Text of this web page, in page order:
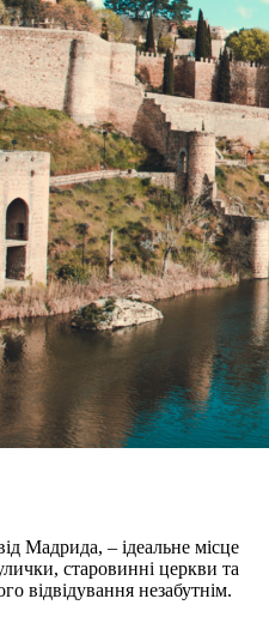
Мадрида, – ідеальне місце
старовинні церкви та
відвідування незабутнім.